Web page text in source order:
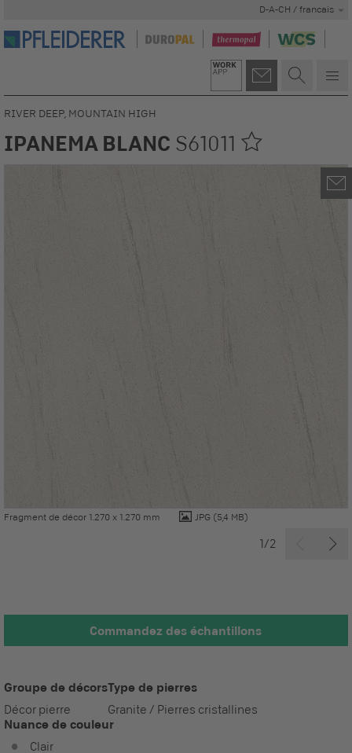
D-A-CH / francais
Fragment de décor 1.270 x 1.270 mm JPG (5,4 MB)
1/2
RIVER DEEP, MOUNTAIN HIGH
IPANEMA BLANC S61011
Commandez des échantillons
Groupe de décors
Décor pierre
Type de pierres
Granite / Pierres cristallines
Nuance de couleur
Clair